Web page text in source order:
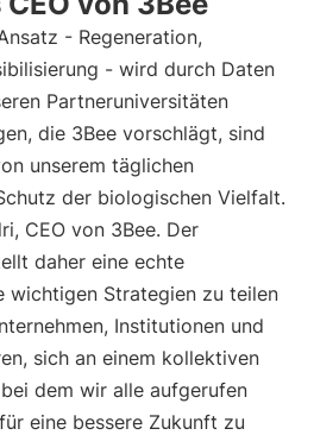
- Regeneration,
- wird durch Daten
Partneruniversitäten
die 3Bee vorschlägt, sind
unserem täglichen
der biologischen Vielfalt.
CEO von 3Bee. Der
daher eine echte
wichtigen Strategien zu teilen
Institutionen und
sich an einem kollektiven
dem wir alle aufgerufen
eine bessere Zukunft zu